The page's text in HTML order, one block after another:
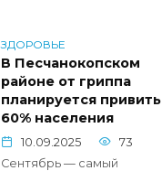
ЗДОРОВЬЕ
В Песчанокопском
районе от гриппа
планируется привить
60% населения
10.09.2025
73
Сентябрь — самый